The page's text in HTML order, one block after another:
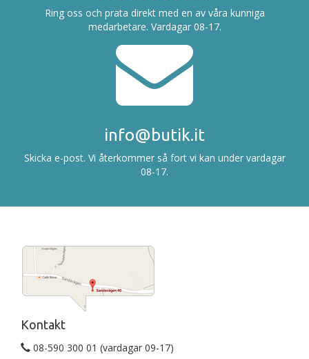
Ring oss och prata direkt med en av våra kunniga
medarbetare. Vardagar 08-17.
info@butik.it
Skicka e-post. Vi återkommer så fort vi kan under vardagar
08-17.
Kontakt
08-590 300 01 (vardagar 09-17)